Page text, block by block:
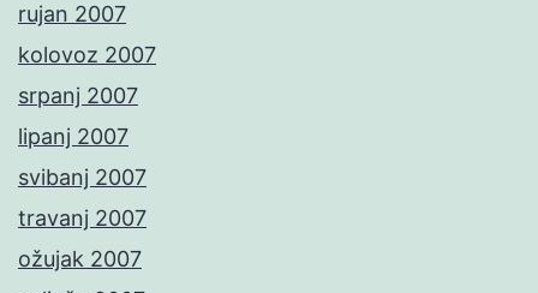
rujan 2007
kolovoz 2007
srpanj 2007
lipanj 2007
svibanj 2007
travanj 2007
ožujak 2007